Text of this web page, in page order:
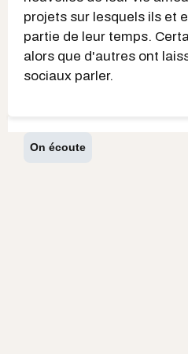
projets sur lesquels ils et
partie de leur temps.
alors que d'autres ont
sociaux parler.
On écoute